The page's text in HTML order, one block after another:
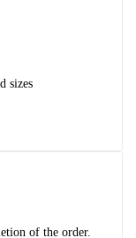
sizes
of the order.